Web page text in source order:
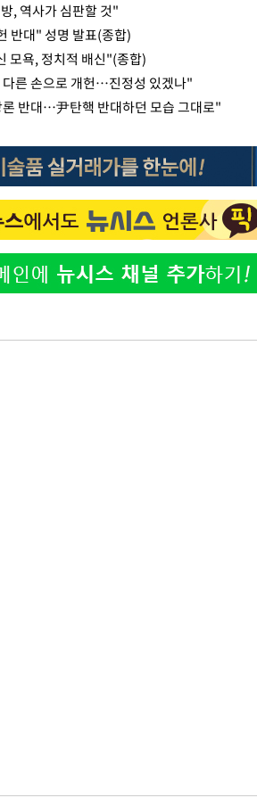
, 역사가 심판할 것"
반대" 성명 발표(종합)
모욕, 정치적 배신"(종합)
른 손으로 개헌…진정성 있겠나"
반대…尹탄핵 반대하던 모습 그대로"